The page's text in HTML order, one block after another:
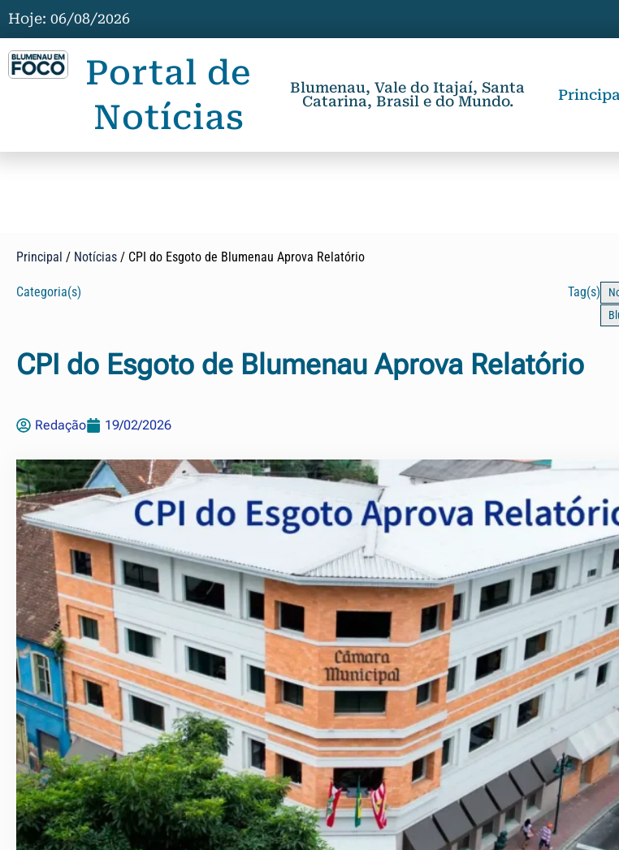
Hoje: 06/08/2026
Portal de
Notícias
Blumenau, Vale do Itajaí, Santa
Catarina, Brasil e do Mundo.
Principal / Notícias / CPI do Esgoto de Blumenau Aprova Relatório
Categoria(s) Tag(s)
CPI do Esgoto de Blumenau Aprova Relatório
Redação 19/02/2026